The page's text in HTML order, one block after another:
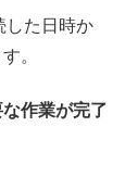
した日時か
。
作業が完了